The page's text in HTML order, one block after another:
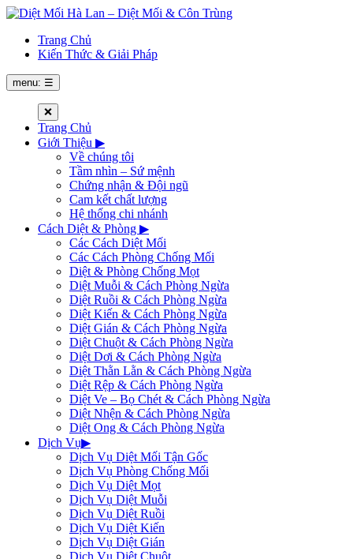
Trang Chủ
Kiến Thức & Giải Pháp
menu: ☰
❌
Trang Chủ
Giới Thiệu ▶
Về chúng tôi
Tầm nhìn – Sứ mệnh
Chứng nhận & Đội ngũ
Cam kết chất lượng
Hệ thống chi nhánh
Cách Diệt & Phòng ▶
Các Cách Diệt Mối
Các Cách Phòng Chống Mối
Diệt & Phòng Chống Mọt
Diệt Muỗi & Cách Phòng Ngừa
Diệt Ruồi & Cách Phòng Ngừa
Diệt Kiến & Cách Phòng Ngừa
Diệt Gián & Cách Phòng Ngừa
Diệt Chuột & Cách Phòng Ngừa
Diệt Dơi & Cách Phòng Ngừa
Diệt Thằn Lằn & Cách Phòng Ngừa
Diệt Rệp & Cách Phòng Ngừa
Diệt Ve – Bọ Chét & Cách Phòng Ngừa
Diệt Nhện & Cách Phòng Ngừa
Diệt Ong & Cách Phòng Ngừa
Dịch Vụ▶
Dịch Vụ Diệt Mối Tận Gốc
Dịch Vụ Phòng Chống Mối
Dịch Vụ Diệt Mọt
Dịch Vụ Diệt Muỗi
Dịch Vụ Diệt Ruồi
Dịch Vụ Diệt Kiến
Dịch Vụ Diệt Gián
Dịch Vụ Diệt Chuột